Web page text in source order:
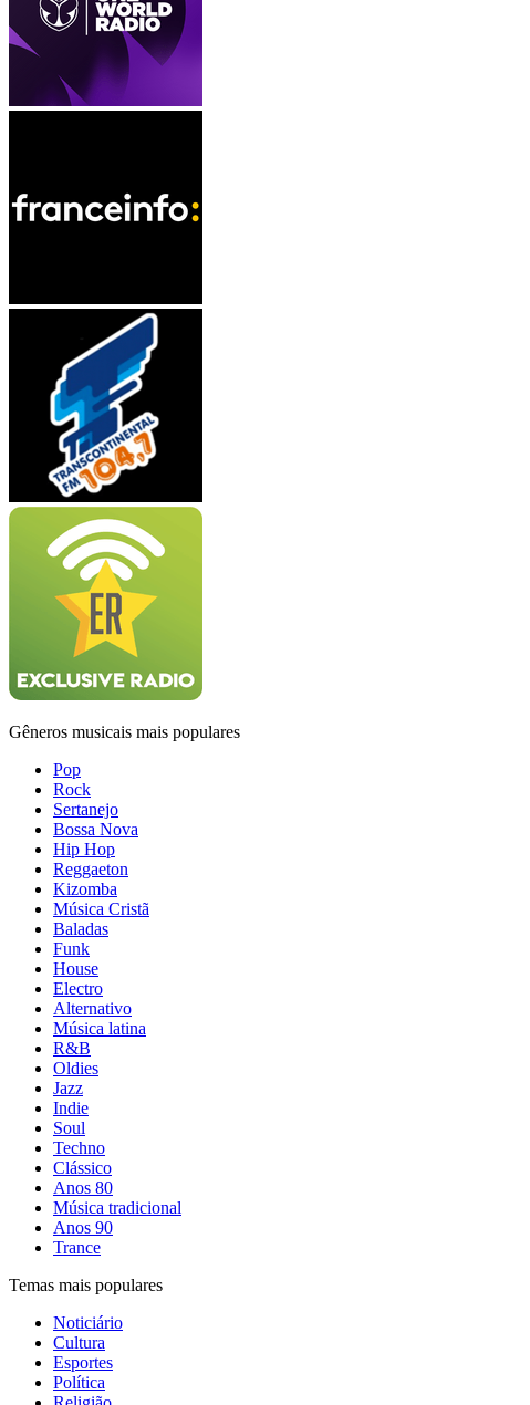
Gêneros musicais mais populares
Pop
Rock
Sertanejo
Bossa Nova
Hip Hop
Reggaeton
Kizomba
Música Cristã
Baladas
Funk
House
Electro
Alternativo
Música latina
R&B
Oldies
Jazz
Indie
Soul
Techno
Clássico
Anos 80
Música tradicional
Anos 90
Trance
Temas mais populares
Noticiário
Cultura
Esportes
Política